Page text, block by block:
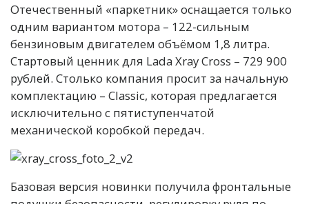
Отечественный «паркетник» оснащается только
одним вариантом мотора – 122-сильным
бензиновым двигателем объёмом 1,8 литра.
Стартовый ценник для Lada Xray Cross – 729 900
рублей. Столько компания просит за начальную
комплектацию – Classic, которая предлагается
исключительно с пятиступенчатой
механической коробкой передач.
Базовая версия новинки получила фронтальные